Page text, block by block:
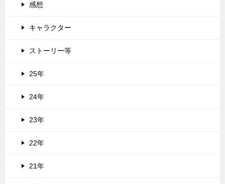
感想
キャラクター
ストーリー等
25年
24年
23年
22年
21年